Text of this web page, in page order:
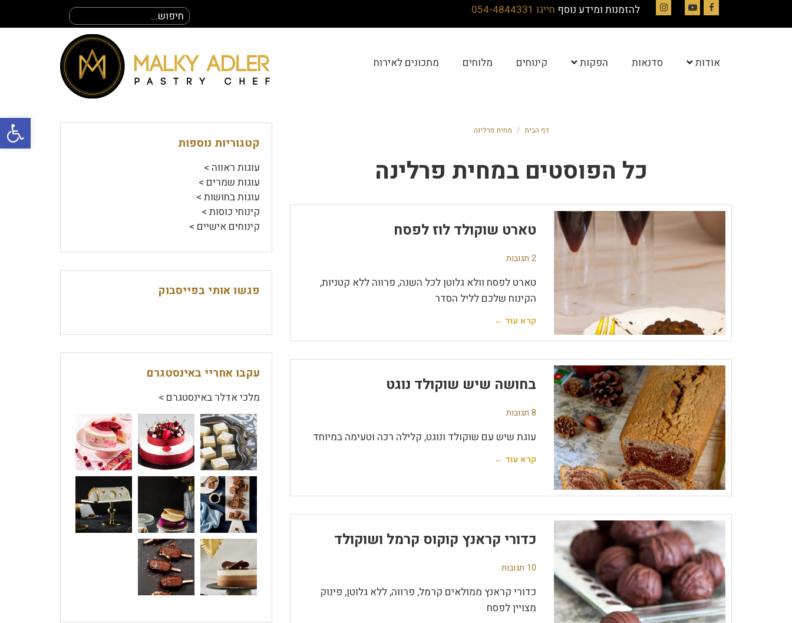
פתח
להזמנות ומידע נוסף חייגו 054-4844331
חיפוש
עבור:
אודות סדנאות הפקות קינוחים מלוחים מתכונים לאירוח
דף הבית / מחית פרלינה
כל הפוסטים במחית פרלינה
טארט שוקולד לוז לפסח
2 תגובות
טארט לפסח וולא גלוטן לכל השנה, פרווה ללא קטניות,
הקינוח שלכם לליל הסדר
קרא עוד ←
בחושה שיש שוקולד נוגט
8 תגובות
עוגת שיש עם שוקולד ונוגט, קלילה רכה וטעימה במיוחד
קרא עוד ←
כדורי קראנץ קוקוס קרמל ושוקולד
10 תגובות
כדורי קראנץ ממולאים קרמל, פרווה, ללא גלוטן, פינוק
מצויין לפסח
קטגוריות נוספות
עוגות ראווה >
עוגות שמרים >
עוגות בחושות >
קינוחי כוסות >
קינוחים אישיים >
פגשו אותי בפייסבוק
עקבו אחריי באינסטגרם
מלכי אדלר באינסטגרם >